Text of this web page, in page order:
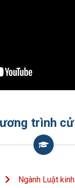
trình
Ngành Luật